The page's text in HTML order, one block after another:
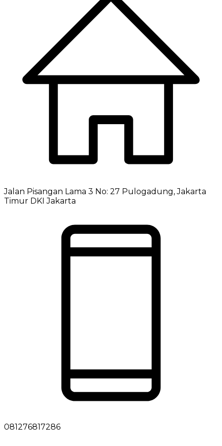
Jalan Pisangan Lama 3 No: 27 Pulogadung, Jakarta
Timur DKI Jakarta
081276817286